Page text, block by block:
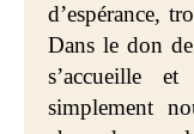
d’espérance,
Dans le don
s’accueille
simplement